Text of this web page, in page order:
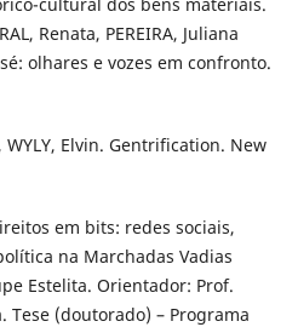
Renata, PEREIRA, Juliana
olhares e vozes em confronto.
WYLY, Elvin. Gentrification. New
em bits: redes sociais,
na Marchadas Vadias
Estelita. Orientador: Prof.
Tese (doutorado) – Programa